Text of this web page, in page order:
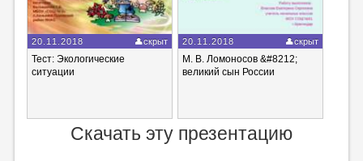
20.11.2018 скрыт
Тест: Экологические
ситуации
20.11.2018 скрыт
М. В. Ломоносов &#8212;
великий сын России
Скачать эту презентацию